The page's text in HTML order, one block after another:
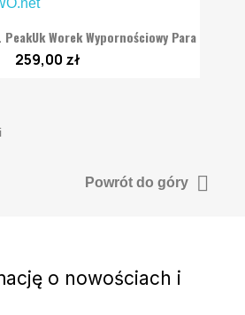
Worek Wypornościowy Para
259,00 zł
Powrót do góry 
o nowościach i